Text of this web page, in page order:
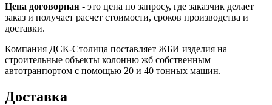
Цена договорная - это цена по запросу, где заказчик делает
заказ и получает расчет стоимости, сроков производства и
доставки.
Компания ДСК-Столица поставляет ЖБИ изделия на
строительные объекты колонню жб собственным
автотранпортом с помощью 20 и 40 тонных машин.
Доставка